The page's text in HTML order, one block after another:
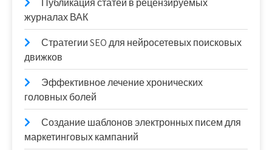
Публикация статей в рецензируемых
журналах ВАК
Стратегии SEO для нейросетевых поисковых
движков
Эффективное лечение хронических
головных болей
Создание шаблонов электронных писем для
маркетинговых кампаний